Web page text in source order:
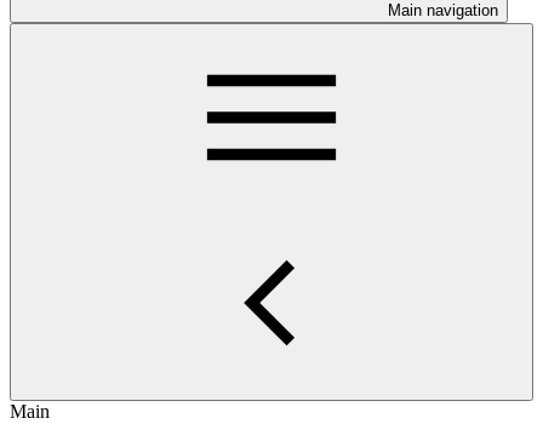
Main navigation
Main